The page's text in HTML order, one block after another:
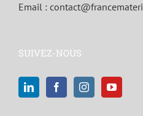
Email :
SUIVEZ-NOUS